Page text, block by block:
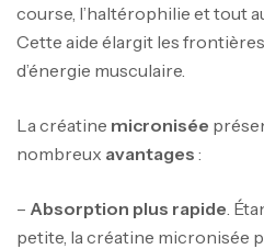
course, l’haltérophilie et tout
Cette aide élargit les
d’énergie musculaire.
La créatine micronisée
nombreux avantages :
– Absorption plus rapide .
petite, la créatine micronisée